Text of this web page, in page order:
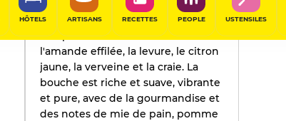
HÔTELS ARTISANS RECETTES PEOPLE USTENSILES
L'AVIS DE GAULT&MILLAU
2023
Nez plutôt subtil et retenu sur
l'amande effilée, la levure, le citron
jaune, la verveine et la craie. La
bouche est riche et suave, vibrante
et pure, avec de la gourmandise et
des notes de mie de pain, pomme